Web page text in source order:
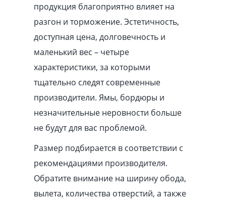
продукция благоприятно влияет на
разгон и торможение. Эстетичность,
доступная цена, долговечность и
маленький вес – четыре
характеристики, за которыми
тщательно следят современные
производители. Ямы, бордюры и
незначительные неровности больше
не будут для вас проблемой.
Размер подбирается в соответствии с
рекомендациями производителя.
Обратите внимание на ширину обода,
вылета, количества отверстий, а также